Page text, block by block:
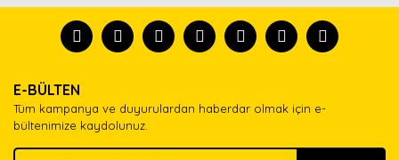
tanısın.
formunu kullanarak tarafımıza iletebilirsiniz.
Görüş ve önerileriniz için teşekkür ederiz.
Ürün açıklamasında eksik bilgiler bulunuyor.
Ürün bilgilerinde hatalar bulunuyor.
Ürün fiyatı diğer sitelerden daha pahalı.
E-BÜLTEN
Tüm kampanya ve duyurulardan haberdar olmak için e-
bültenimize kaydolunuz.